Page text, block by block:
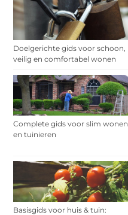
Doelgerichte gids voor schoon,
veilig en comfortabel wonen
Complete gids voor slim wonen
en tuinieren
Basisgids voor huis & tuin: